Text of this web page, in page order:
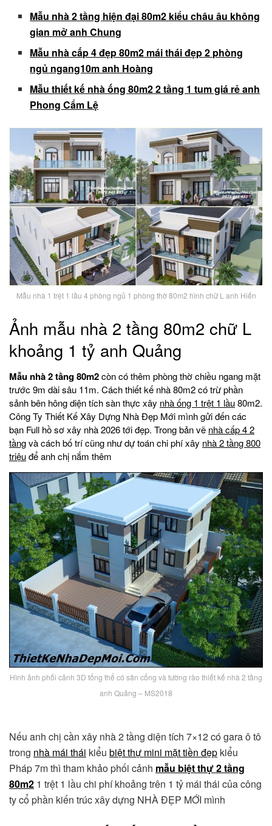
Mẫu nhà 2 tầng hiện đại 80m2 kiểu châu âu không
gian mở anh Chung
Mẫu nhà cấp 4 đẹp 80m2 mái thái đẹp 2 phòng
ngủ ngang10m anh Hoàng
Mẫu thiết kế nhà ống 80m2 2 tầng 1 tum giá rẻ anh
Phong Cẩm Lệ
Mẫu nhà 1 trệt 1 lầu 4 phòng ngủ 1 phòng thờ 80m2 hình chữ L anh Hiến
Ảnh mẫu nhà 2 tầng 80m2 chữ L
khoảng 1 tỷ anh Quảng
Mẫu nhà 2 tầng 80m2còn có thêm phòng thờ chiều ngang mặt
trước 9m dài sâu 11m. Cách thiết kế nhà 80m2 có trừ phần
sảnh bên hông diện tích sàn thực xây nhà ống 1 trệt 1 lầu80m2.
Công Ty Thiết Kế Xây Dựng Nhà Đẹp Mới mình gửi đến các
bạn Full hồ sơ xây nhà 2026 tới đẹp. Trong bản vẽ nhà cấp 4 2
tầngvà cách bố trí cũng như dự toán chi phí xây nhà 2 tầng 800
triệuđể anh chị nắm thêm
Hình ảnh phối cảnh 3D tổng thể có sân cổng và tường rào thiết kế nhà 2 tầng
anh Quảng – MS2018
Nếu anh chị cần xây nhà 2 tầng diện tích 7×12 có gara ô tô
trong nhà mái thái kiểu biệt thự mini mặt tiền đẹp kiểu
Pháp 7m thì tham khảo phối cảnh mẫu biệt thự 2 tầng
80m2 1 trệt 1 lầu chi phí khoảng trên 1 tỷ mái thái của công
ty cổ phần kiến trúc xây dựng NHÀ ĐẸP MỚI mình